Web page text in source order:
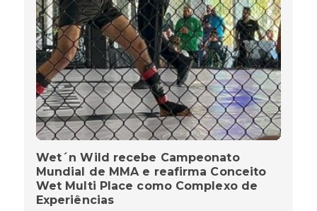
Wet´n Wild recebe Campeonato
Mundial de MMA e reafirma Conceito
Wet Multi Place como Complexo de
Experiências